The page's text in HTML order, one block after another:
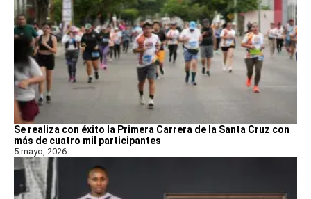
Se realiza con éxito la Primera Carrera de la Santa Cruz con
más de cuatro mil participantes
5 mayo, 2026